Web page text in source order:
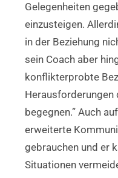
Gelegenheiten
einzusteigen.
in der Beziehung
sein Coach aber
konflikterprobte
Herausforderungen
begegnen.” Auch
erweiterte
gebrauchen und er
Situationen